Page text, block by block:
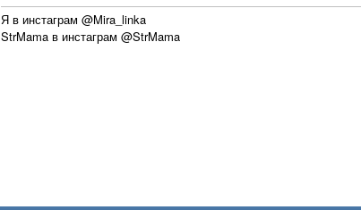
Я в инстаграм @Mira_linka
StrMama в инстаграм @StrMama